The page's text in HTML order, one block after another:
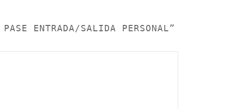
ENTRADA/SALIDA PERSONAL”